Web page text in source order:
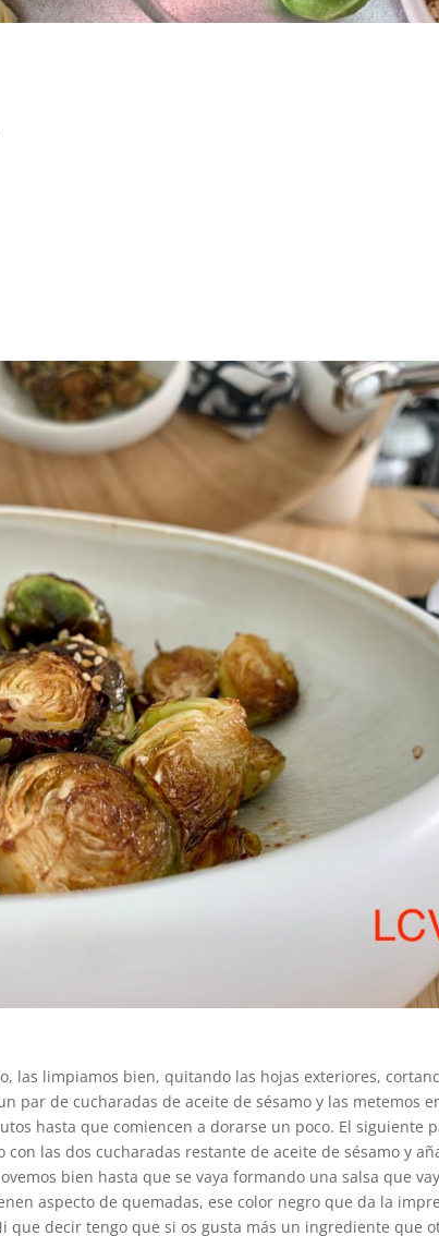
las limpiamos bien, quitando las hojas exteriores,
par de cucharadas de aceite de sésamo y las metemos
hasta que comiencen a dorarse un poco. El siguiente
las dos cucharadas restante de aceite de sésamo y
bien hasta que se vaya formando una salsa que
aspecto de quemadas, ese color negro que da la
que decir tengo que si os gusta más un ingrediente que